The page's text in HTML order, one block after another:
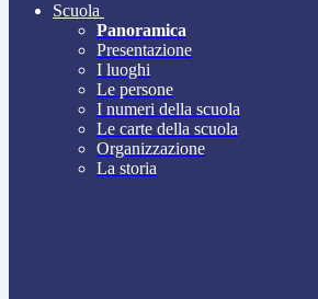
Scuola
Panoramica
Presentazione
I luoghi
Le persone
I numeri della scuola
Le carte della scuola
Organizzazione
La storia